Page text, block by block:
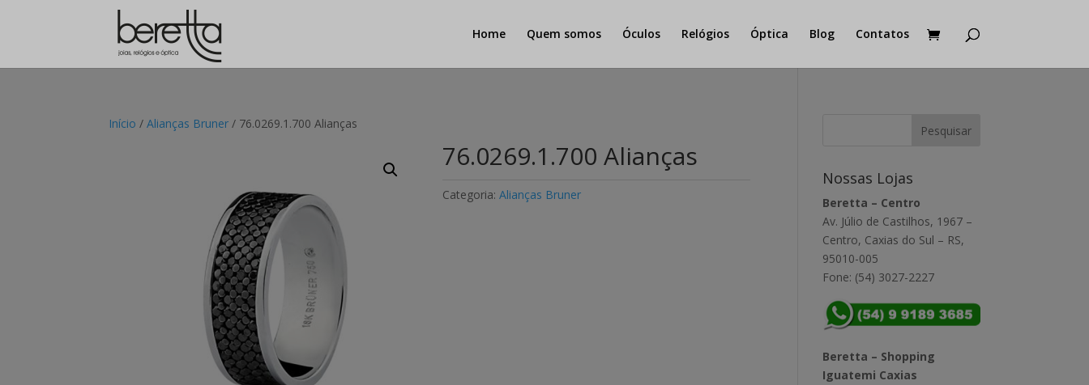
Home Quem somos Óculos Relógios Óptica Blog Contatos
Início /Alianças Bruner / 76.0269.1.700 Alianças
76.0269.1.700 Alianças
Categoria:Alianças Bruner
Nossas Lojas
Beretta – Centro
Av. Júlio de Castilhos, 1967 –
Centro, Caxias do Sul – RS,
95010-005
Fone: (54) 3027-2227
Beretta – Shopping
Iguatemi Caxias